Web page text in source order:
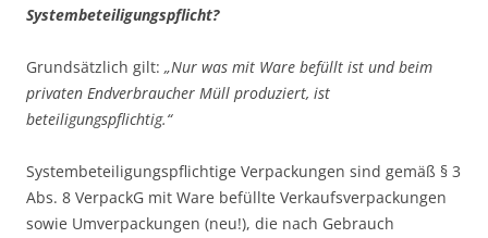
Systembeteiligungspflicht?
Grundsätzlich gilt: „Nur was mit Ware befüllt ist und beim
privaten Endverbraucher Müll produziert, ist
beteiligungspflichtig.“
Systembeteiligungspflichtige Verpackungen sind gemäß § 3
Abs. 8 VerpackG mit Ware befüllte Verkaufsverpackungen
sowie Umverpackungen (neu!), die nach Gebrauch